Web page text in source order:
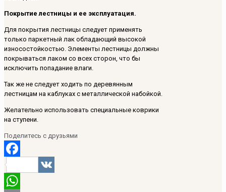
Покрытие лестницы и ее эксплуатация.
Для покрытия лестницы следует применять
только паркетный лак обладающий высокой
износостойкостью. Элементы лестницы должны
покрываться лаком со всех сторон, что бы
исключить попадание влаги.
Так же не следует ходить по деревянным
лестницам на каблуках с металлической набойкой.
Желательно использовать специальные коврики
на ступени.
Поделитесь с друзьями
Facebook
VK